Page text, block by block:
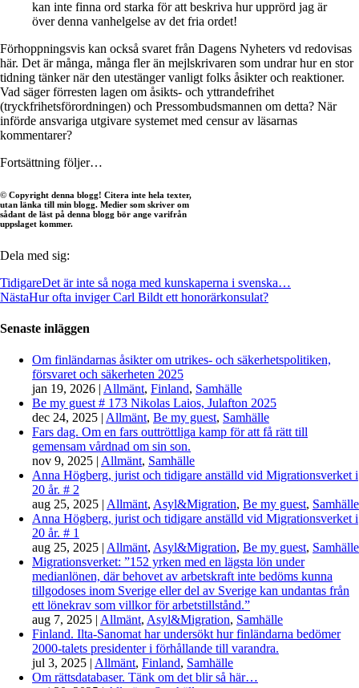
kan inte finna ord starka för att beskriva hur upprörd jag är
över denna vanhelgelse av det fria ordet!
Förhoppningsvis kan också svaret från Dagens Nyheters vd redovisas
här. Det är många, många fler än mejlskrivaren som undrar hur en stor
tidning tänker när den utestänger vanligt folks åsikter och reaktioner.
Vad säger förresten lagen om åsikts- och yttrandefrihet
(tryckfrihetsförordningen) och Pressombudsmannen om detta? När
införde ansvariga utgivare systemet med censur av läsarnas
kommentarer?
Fortsättning följer…
© Copyright denna blogg! Citera inte hela texter,
utan länka till min blogg. Medier som skriver om
sådant de läst på denna blogg bör ange varifrån
uppslaget kommer.
Dela med sig:
TidigareDet är inte så noga med kunskaperna i svenska…
NästaHur ofta inviger Carl Bildt ett honorärkonsulat?
Senaste inläggen
Om finländarnas åsikter om utrikes- och säkerhetspolitiken,
försvaret och säkerheten 2025
jan 19, 2026 | Allmänt, Finland, Samhälle
Be my guest # 173 Nikolas Laios, Julafton 2025
dec 24, 2025 | Allmänt, Be my guest, Samhälle
Fars dag. Om en fars outtröttliga kamp för att få rätt till
gemensam vårdnad om sin son.
nov 9, 2025 | Allmänt, Samhälle
Anna Högberg, jurist och tidigare anställd vid Migrationsverket i
20 år. # 2
aug 25, 2025 | Allmänt, Asyl&Migration, Be my guest, Samhälle
Anna Högberg, jurist och tidigare anställd vid Migrationsverket i
20 år. # 1
aug 25, 2025 | Allmänt, Asyl&Migration, Be my guest, Samhälle
Migrationsverket: ”152 yrken med en lägsta lön under
medianlönen, där behovet av arbetskraft inte bedöms kunna
tillgodoses inom Sverige eller del av Sverige kan undantas från
ett lönekrav som villkor för arbetstillstånd.”
aug 7, 2025 | Allmänt, Asyl&Migration, Samhälle
Finland. Ilta-Sanomat har undersökt hur finländarna bedömer
2000-talets presidenter i förhållande till varandra.
jul 3, 2025 | Allmänt, Finland, Samhälle
Om rättsdatabaser. Tänk om det blir så här…